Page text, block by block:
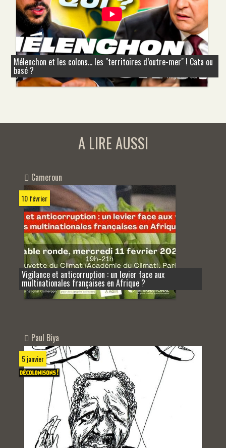
Mélenchon et les colons... les "territoires d’outre-mer" ! Cata ou
basé ?
A LIRE AUSSI
Cameroun
10 février
Vigilance et anticorruption : un levier face aux
multinationales françaises en Afrique ?
Paul Biya
5 janvier